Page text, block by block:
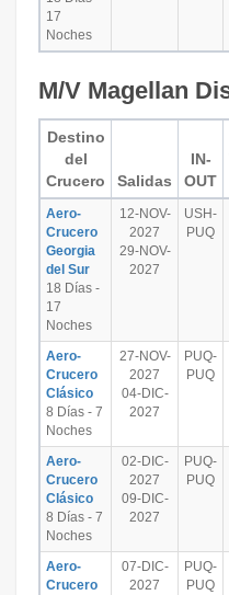
17
Noches
M/V Magellan
Destino
del
Crucero
Salidas
IN-
OUT
Aero-
Crucero
Georgia
del Sur
18 Días -
17
Noches
12-NOV-
2027
29-NOV-
2027
USH-
PUQ
Aero-
Crucero
Clásico
8 Días - 7
Noches
27-NOV-
2027
04-DIC-
2027
PUQ-
PUQ
Aero-
Crucero
Clásico
8 Días - 7
Noches
02-DIC-
2027
09-DIC-
2027
PUQ-
PUQ
Aero-
Crucero
07-DIC-
2027
PUQ-
PUQ